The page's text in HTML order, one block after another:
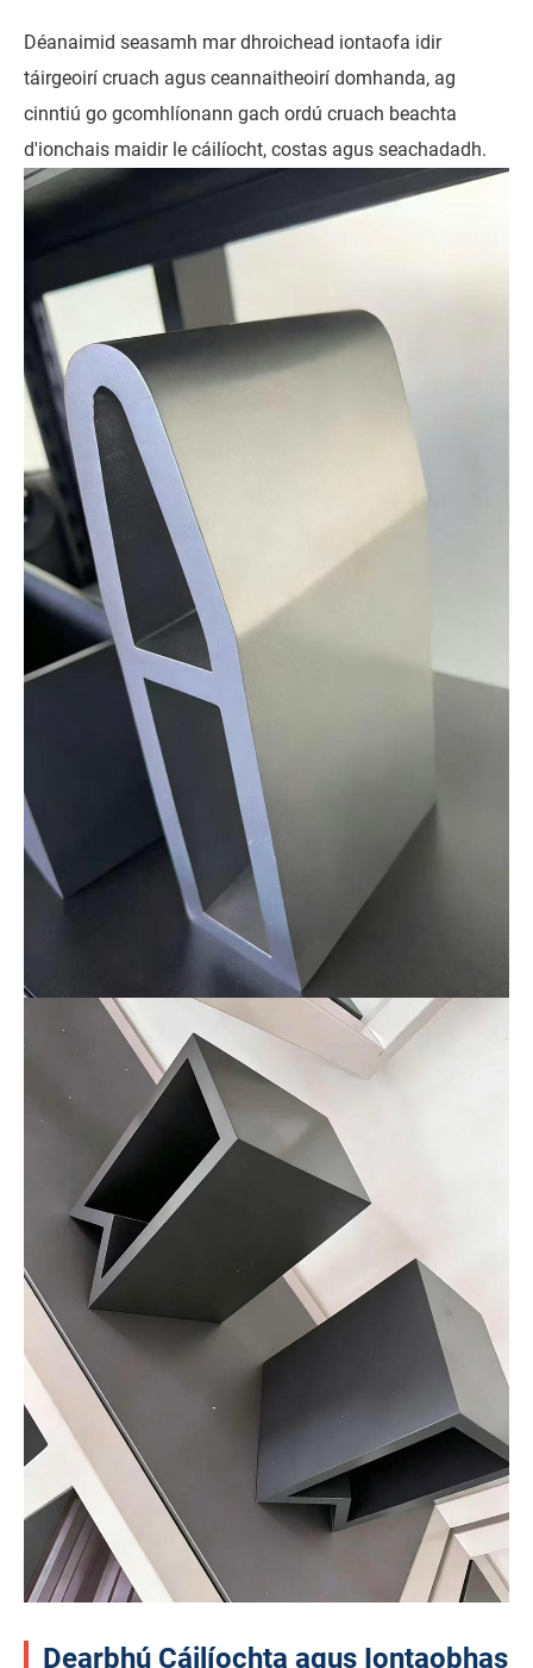
Déanaimid seasamh mar dhroichead iontaofa idir
táirgeoirí cruach agus ceannaitheoirí domhanda, ag
cinntiú go gcomhlíonann gach ordú cruach beachta
d'ionchais maidir le cáilíocht, costas agus seachadadh.
Dearbhú Cáilíochta agus Iontaobhas